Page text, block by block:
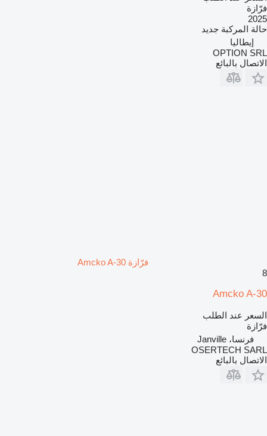
فرّازة
2025
حالة المركبة جديد
إيطاليا
OPTION SRL
الاتصال بالبائع
فرّازة Amcko A-30
8
Amcko A-30
السعر عند الطلب
فرّازة
فرنسا، Janville
OSERTECH SARL
الاتصال بالبائع